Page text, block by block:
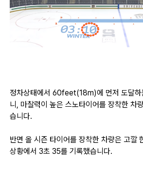
정차상태에서 60feet(18m)에 먼저 도달하
니, 마찰력이 높은 스노타이어를 장착한 차
습니다.
반면 올 시즌 타이어를 장착한 차량은 고깔
상황에서 3초 35를 기록했습니다.